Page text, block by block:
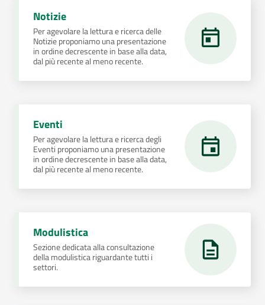
Notizie
Per agevolare la lettura e ricerca delle
Notizie proponiamo una presentazione
in ordine decrescente in base alla data,
dal più recente al meno recente.
Eventi
Per agevolare la lettura e ricerca degli
Eventi proponiamo una presentazione
in ordine decrescente in base alla data,
dal più recente al meno recente.
Modulistica
Sezione dedicata alla consultazione
della modulistica riguardante tutti i
settori.